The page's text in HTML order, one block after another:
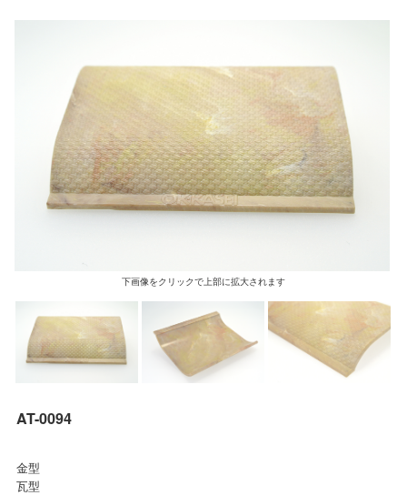
下画像をクリックで上部に拡大されます
AT-0094
金型
瓦型